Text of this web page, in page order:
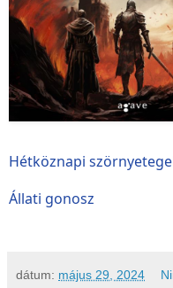
Hétköznapi
Állati gonosz
dátum: május 29, 2024